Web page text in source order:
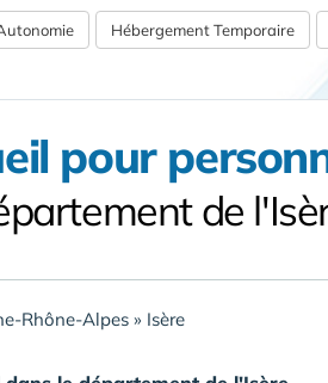
Hébergement Temporaire
pour
de
Rhône-Alpes » Isère